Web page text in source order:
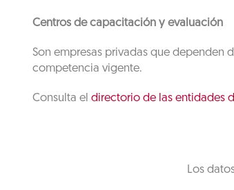
Centros de capacitación y evaluación
Son empresas privadas que dependen
competencia vigente.
Consulta el directorio de las entidades
Los